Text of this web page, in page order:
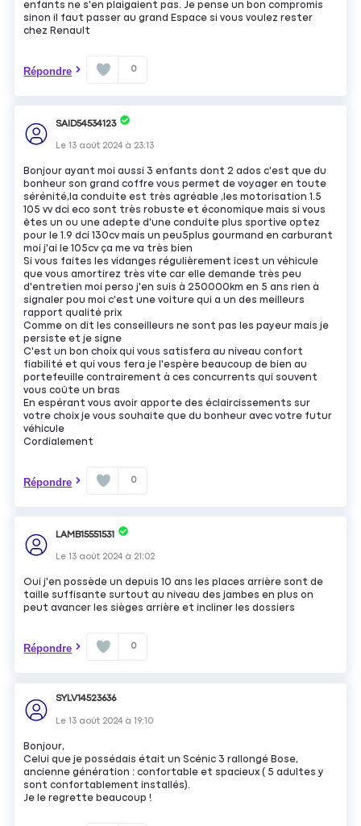
enfants ne s'en plaigaient pas. Je pense un bon compromis
sinon il faut passer au grand Espace si vous voulez rester
chez Renault
Répondre 0
SAID54534123
Le13 août 2024 à 23:13
Bonjour ayant moi aussi 3 enfants dont 2 ados c'est que du
bonheur son grand coffre vous permet de voyager en toute
sérénité,la conduite est très agréable ,les motorisation 1.5
105 vv dci eco sont très robuste et économique mais si vous
êtes un ou une adepte d'une conduite plus sportive optez
pour le 1.9 dci 130cv mais un peu5plus gourmand en carburant
moi j'ai le 105cv ça me va très bien
Si vous faites les vidanges régulièrement îcest un véhicule
que vous amortirez très vite car elle demande très peu
d'entretien moi perso j'en suis à 250000km en 5 ans rien à
signaler pou moi c'est une voiture qui a un des meilleurs
rapport qualité prix
Comme on dit les conseilleurs ne sont pas les payeur mais je
persiste et je signe
C'est un bon choix qui vous satisfera au niveau confort
fiabilité et qui vous fera je l'espère beaucoup de bien au
portefeuille contrairement à ces concurrents qui souvent
vous coûte un bras
En espérant vous avoir apporte des éclaircissements sur
votre choix je vous souhaite que du bonheur avec votre futur
véhicule
Cordialement
Répondre 0
LAMB15551531
Le13 août 2024 à 21:02
Oui j'en possède un depuis 10 ans les places arrière sont de
taille suffisante surtout au niveau des jambes en plus on
peut avancer les sièges arrière et incliner les dossiers
Répondre 0
SYLV14523636
Le13 août 2024 à19:10
Bonjour,
Celui que je possédais était un Scénic 3 rallongé Bose,
ancienne génération : confortable et spacieux ( 5 adultes y
sont confortablement installés).
Je le regrette beaucoup !